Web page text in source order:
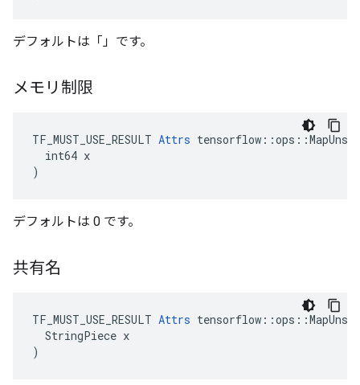
デフォルトは「」です。
メモリ制限
TF_MUST_USE_RESULT Attrs
  int64 x
)
デフォルトは 0 です。
共有名
TF_MUST_USE_RESULT Attrs
  StringPiece x
)